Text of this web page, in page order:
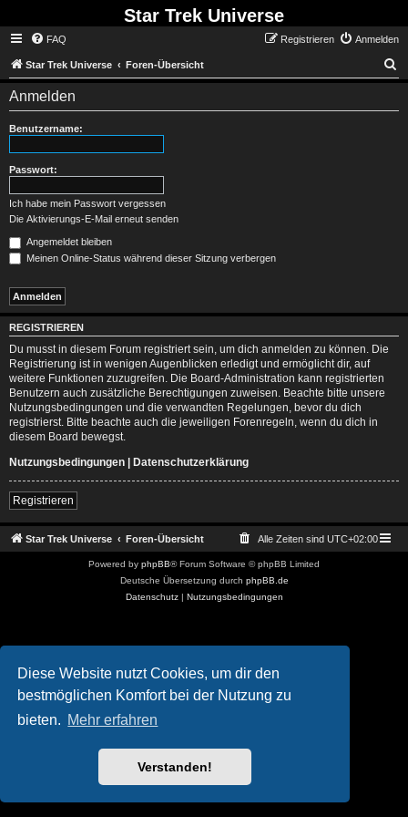
Diese Website nutzt Cookies, um dir den
bestmöglichen Komfort bei der Nutzung zu
bieten. Mehr erfahren
Verstanden!
Star Trek Universe
FAQ Anmelden
Registrieren
Star Trek Universe Foren-Übersicht
Anmelden
Benutzername:
Passwort:
Ich habe mein Passwort vergessen
Die Aktivierungs-E-Mail erneut senden
Angemeldet bleiben
Meinen Online-Status während dieser Sitzung verbergen
REGISTRIEREN
Du musst in diesem Forum registriert sein, um dich anmelden zu können. Die
Registrierung ist in wenigen Augenblicken erledigt und ermöglicht dir, auf
weitere Funktionen zuzugreifen. Die Board-Administration kann registrierten
Benutzern auch zusätzliche Berechtigungen zuweisen. Beachte bitte unsere
Nutzungsbedingungen und die verwandten Regelungen, bevor du dich
registrierst. Bitte beachte auch die jeweiligen Forenregeln, wenn du dich in
diesem Board bewegst.
Nutzungsbedingungen | Datenschutzerklärung
Registrieren
Star Trek Universe Foren-Übersicht Alle Zeiten sind UTC+02:00
Powered by phpBB® Forum Software © phpBB Limited
Deutsche Übersetzung durch phpBB.de
Datenschutz| Nutzungsbedingungen